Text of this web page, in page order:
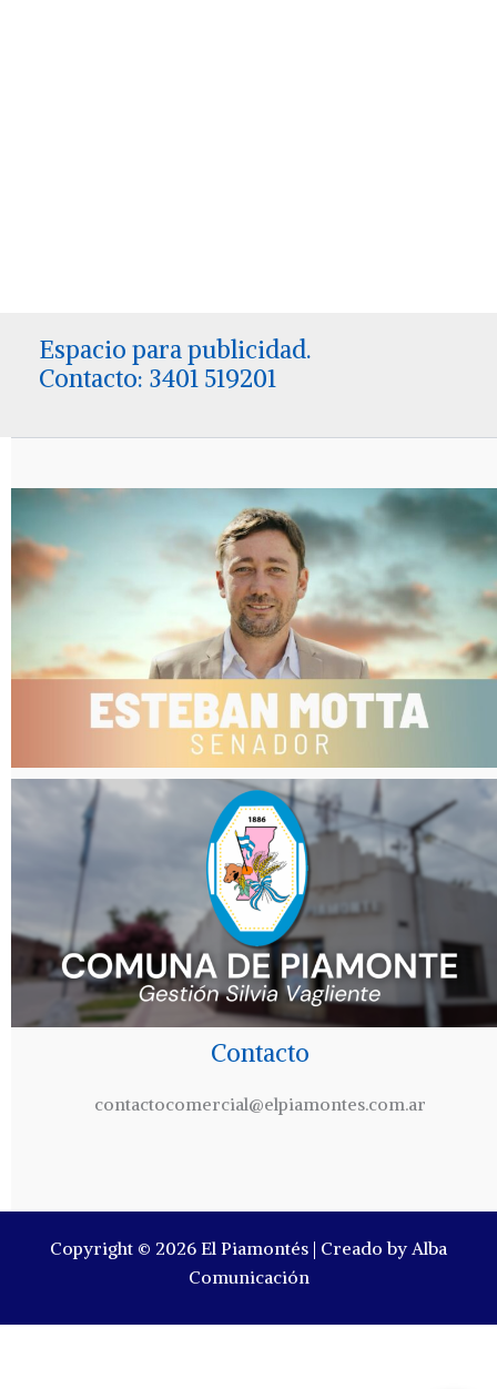
Espacio para publicidad.
Contacto: 3401 519201
Contacto
contactocomercial@elpiamontes.com.ar
Copyright © 2026 El Piamontés | Creado by Alba
Comunicación